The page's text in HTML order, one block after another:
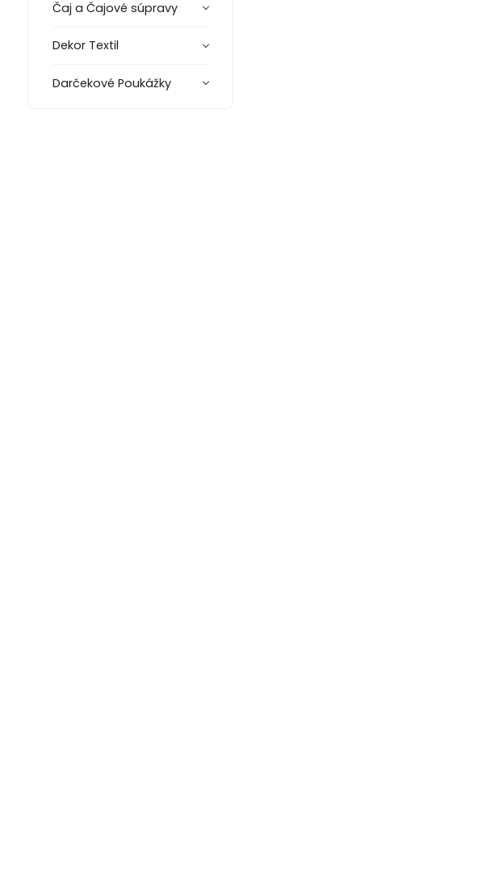
Čaj a Čajové súpravy
Dekor Textil
Darčekové Poukážky